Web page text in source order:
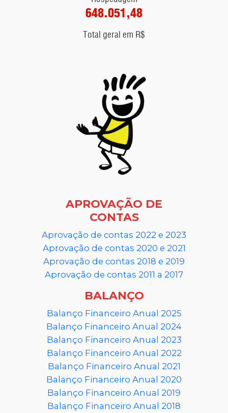
648.051,48
Total geral em R$
APROVAÇÃO DE
CONTAS
Aprovação de contas 2022 e 2023
Aprovação de contas 2020 e 2021
Aprovação de contas 2018 e 2019
Aprovação de contas 2011 a 2017
BALANÇO
Balanço Financeiro Anual 2025
Balanço Financeiro Anual 2024
Balanço Financeiro Anual 2023
Balanço Financeiro Anual 2022
Balanço Financeiro Anual 2021
Balanço Financeiro Anual 2020
Balanço Financeiro Anual 2019
Balanço Financeiro Anual 2018